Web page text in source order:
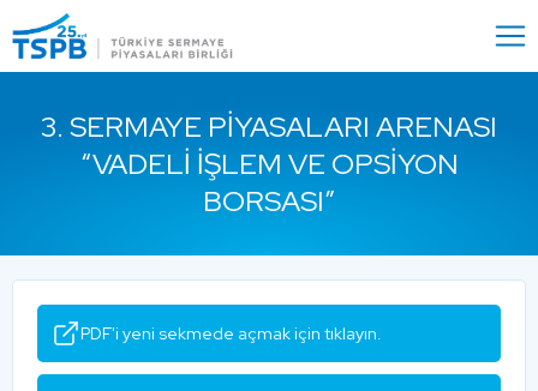
Close
3. SERMAYE PIYASALARI ARENASI
“VADELI İŞLEM VE OPSIYON
BORSASI”
PDF'i yeni sekmede açmak için tıklayın.